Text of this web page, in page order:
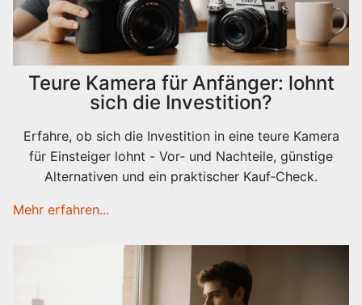
Teure Kamera für Anfänger: lohnt
sich die Investition?
Erfahre, ob sich die Investition in eine teure Kamera
für Einsteiger lohnt - Vor‑ und Nachteile, günstige
Alternativen und ein praktischer Kauf‑Check.
Mehr erfahren...